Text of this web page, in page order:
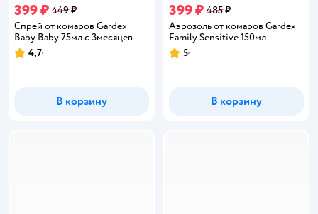
399 ₽ 449 ₽
Спрей от комаров Gardex
Baby Baby 75мл с 3месяцев
Рейтинг:
4,7
В корзину
399 ₽ 485 ₽
Аэрозоль от комаров Gardex
Family Sensitive 150мл
Рейтинг:
5
В корзину